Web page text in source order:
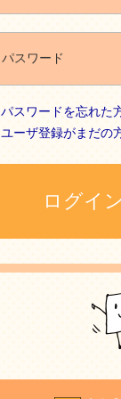
パスワード
パスワードを忘れた
ユーザ登録がまだの